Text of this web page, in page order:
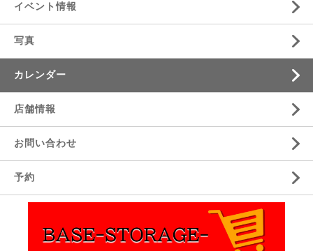
イベント情報
写真
カレンダー
店舗情報
お問い合わせ
予約